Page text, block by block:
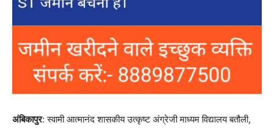
अंबिकापुर: स्वामी आत्मानंद शासकीय उत्कृष्ट अंग्रेजी माध्यम विद्यालय बतौली,